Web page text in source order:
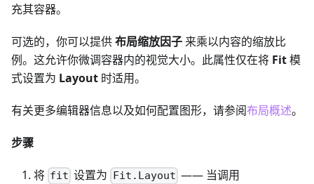
充其容器。
可选的，你可以提供布局缩放因子 来乘以内容的缩放比
例。这允许你微调容器内的视觉大小。此属性仅在将 Fit模
式设置为 Layout 时适用。
有关更多编辑器信息以及如何配置图形，请参阅布局概述。
步骤
将 fit 设置为 Fit.Layout —— 当调用